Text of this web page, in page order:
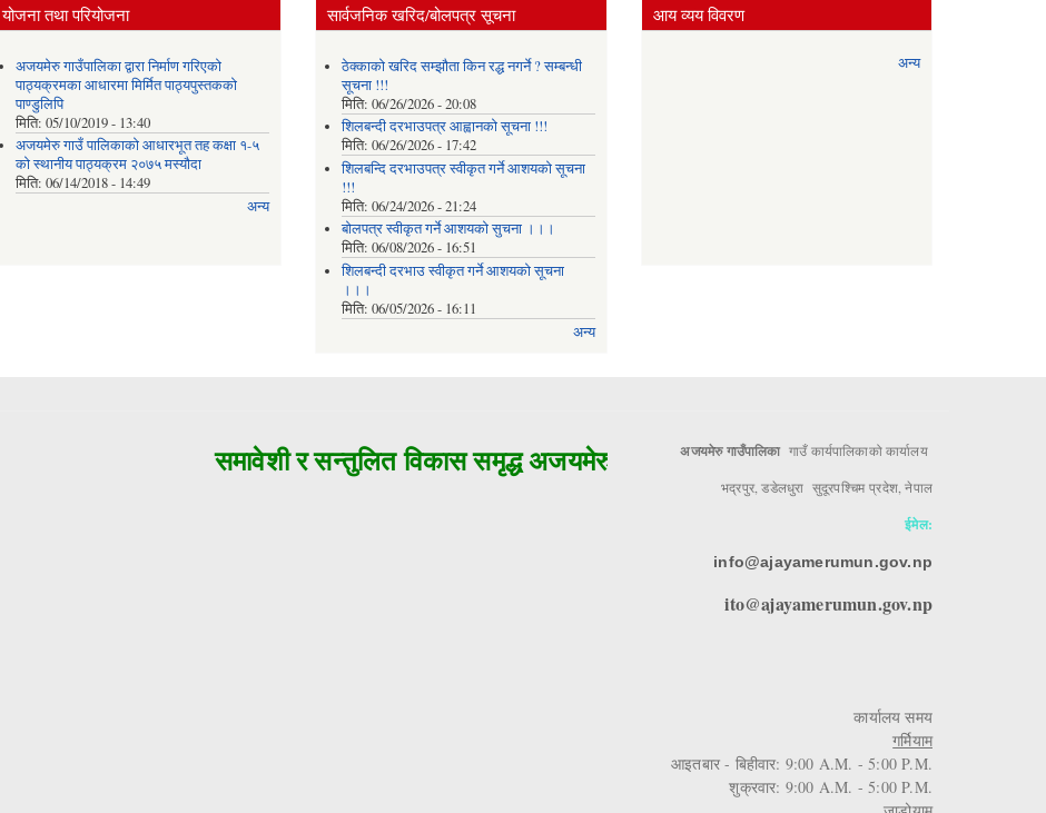
योजना तथा परियोजना
अजयमेरु गाउँपालिका द्वारा निर्माण गरिएको
पाठ्यक्रमका आधारमा मिर्मित पाठ्यपुस्तकको
पाण्डुलिपि
मिति:05/10/2019 - 13:40
अजयमेरु गाउँ पालिकाको आधारभूत तह कक्षा १-५
को स्थानीय पाठ्यक्रम २०७५ मस्यौदा
मिति:06/14/2018 - 14:49
अन्य
सार्वजनिक खरिद/बोलपत्र सूचना
ठेक्काको खरिद सम्झौता किन रद्ध नगर्ने ? सम्बन्धी
सूचना !!!
मिति: 06/26/2026 - 20:08
शिलबन्दी दरभाउपत्र आह्वानको सूचना !!!
मिति: 06/26/2026 - 17:42
शिलबन्दि दरभाउपत्र स्वीकृत गर्ने आशयकाे सूचना
!!!
मिति: 06/24/2026 - 21:24
बोलपत्र स्वीकृत गर्ने आशयको सुचना ।।।
मिति: 06/08/2026 - 16:51
शिलबन्दी दरभाउ स्वीकृत गर्ने आशयको सूचना
।।।
मिति: 06/05/2026 - 16:11
अन्य
आय व्यय विवरण
अन्य
समावेशी र सन्तुलित विकास समृद्ध अजयमेरुको मुल आधार!!अजयमेरु गाउँपालिका गाउँ कार्यपालिकाको कार्यालय
भद्रपुर, डडेलधुरा सुदूरपश्चिम प्रदेश, नेपाल
ईमेल:
info@ajayamerumun.gov.np
ito@ajayamerumun.gov.np
कार्यालय समय
गर्मियाम
आइतबार - बिहीवार: 9:00 A.M. - 5:00 P.M.
शुक्रवार: 9:00 A.M. - 5:00 P.M.